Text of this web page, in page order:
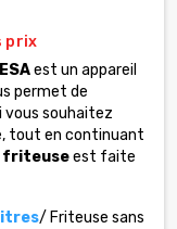
prix
est un appareil
permet de
vous souhaitez
tout en continuant
friteuseest faite
/ Friteuse sans